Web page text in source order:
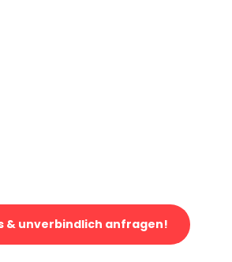
& unverbindlich anfragen!